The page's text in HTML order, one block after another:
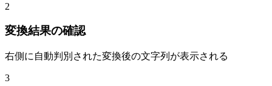
2
変換結果の確認
右側に自動判別された変換後の文字列が表示される
3